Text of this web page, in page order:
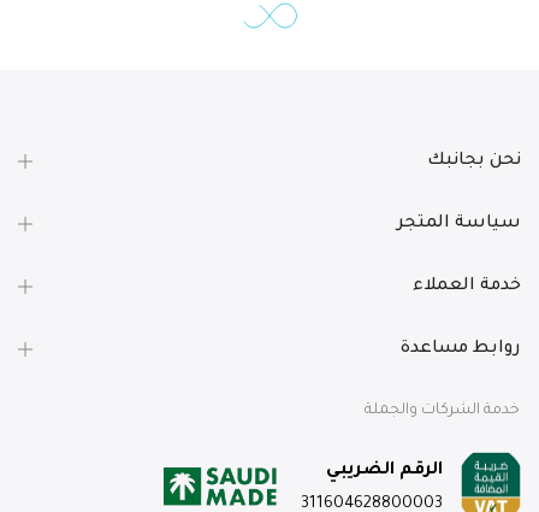
نحن بجانبك
سياسة المتجر
خدمة العملاء
روابط مساعدة
خدمة الشركات والجملة
الرقم الضريبي
311604628800003